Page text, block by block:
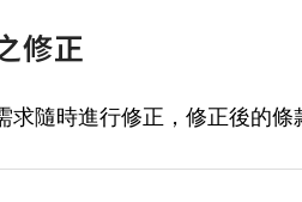
修正
隨時進行修正，修正後的條